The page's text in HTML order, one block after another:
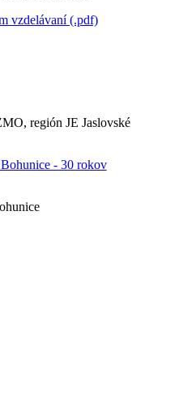
vzdelávaní (.pdf)
región JE Jaslovské